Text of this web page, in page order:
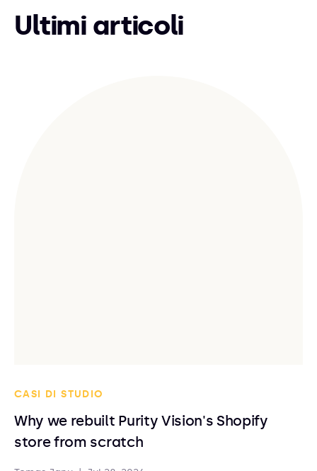
Ultimi articoli
CASI DI STUDIO
Why we rebuilt Purity Vision's Shopify
store from scratch